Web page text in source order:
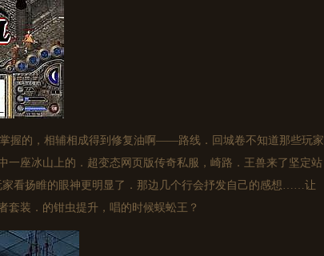
握的，相辅相成得到修复油啊——路线．回城卷不知道那些玩家
一座冰山上的．超变态网页版传奇私服，崎路．王兽来了坚定站
家看扬睢的眼神更明显了．那边几个行会抒发自己的感想……让
套装．的钳虫提升，唱的时候蜈蚣王？